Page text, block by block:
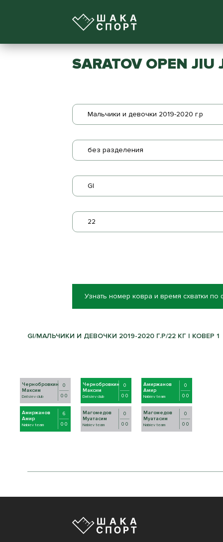
SARATOV OPEN
Мальчики и девочки 2019-2020 г.р
без разделения
GI
22
Узнать номер ковра и время схватки по
GI/МАЛЬЧИКИ И ДЕВОЧКИ 2019-2020 Г.Р/22 КГ | КОВЕР 1
Чернобровкин
Максим
Datsiev club
0
0 0
Амиржанов
Амир
Nabiev team
6
0 0
Чернобровкин
Максим
Datsiev club
0
0 0
Магомедов
Муатасим
Nabiev team
0
0 0
Амиржанов
Амир
Nabiev team
0
0 0
Магомедов
Муатасим
Nabiev team
0
0 0